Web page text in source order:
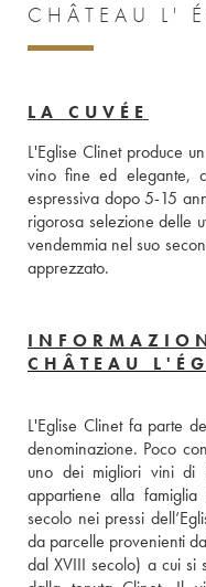
CHÂTEAU L'
LA CUVÉE
L'Eglise Clinet produce
vino fine ed elegante,
espressiva dopo 5-15
rigorosa selezione delle
vendemmia nel suo
apprezzato.
CHÂTEAU
L'Eglise Clinet fa parte
denominazione. Poco
uno dei migliori vini di
appartiene alla
secolo nei pressi
da parcelle provenienti
dal XVIII secolo) a cui si